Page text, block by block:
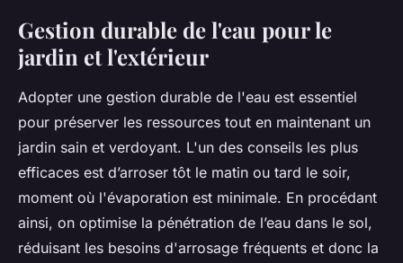
Gestion durable de l'eau pour le
jardin et l'extérieur
Adopter une gestion durable de l'eau est essentiel
pour préserver les ressources tout en maintenant un
jardin sain et verdoyant. L'un des conseils les plus
efficaces est d’arroser tôt le matin ou tard le soir,
moment où l'évaporation est minimale. En procédant
ainsi, on optimise la pénétration de l’eau dans le sol,
réduisant les besoins d'arrosage fréquents et donc la